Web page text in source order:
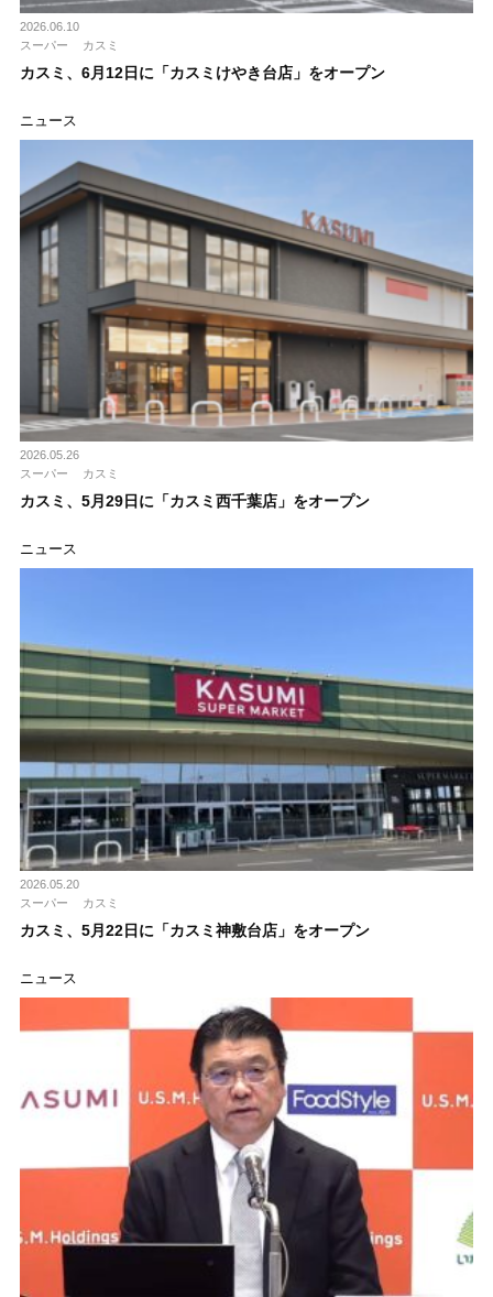
2026.06.10
スーパー
カスミ
カスミ、6月12日に「カスミけやき台店」をオープン
ニュース
2026.05.26
スーパー
カスミ
カスミ、5月29日に「カスミ西千葉店」をオープン
ニュース
2026.05.20
スーパー
カスミ
カスミ、5月22日に「カスミ神敷台店」をオープン
ニュース